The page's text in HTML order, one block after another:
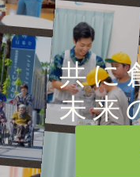
共に
未来